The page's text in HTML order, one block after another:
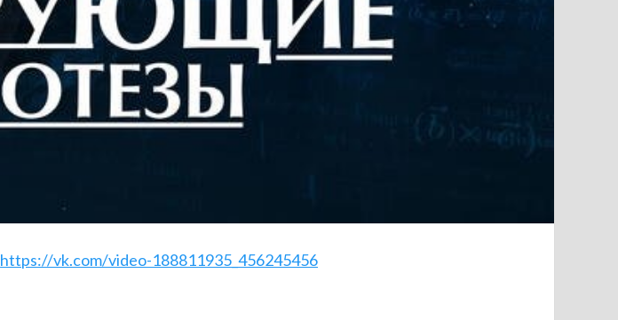
https://vk.com/video-188811935_456245456